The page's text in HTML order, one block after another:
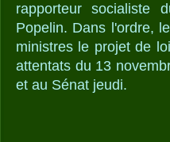
rapporteur socialiste
Popelin. Dans l'ordre,
ministres le projet de
attentats du 13
et au Sénat jeudi.